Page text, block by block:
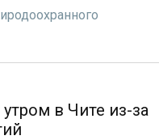
в Чите из-за